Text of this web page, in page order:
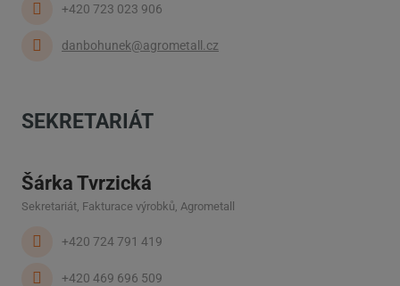
+420 723 023 906
danbohunek@agrometall.cz
SEKRETARIÁT
Šárka Tvrzická
Sekretariát, Fakturace výrobků, Agrometall
+420 724 791 419
+420 469 696 509